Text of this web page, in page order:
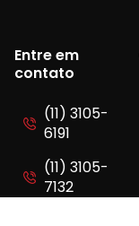
Entre em
contato
(11) 3105-
6191
(11) 3105-
7132